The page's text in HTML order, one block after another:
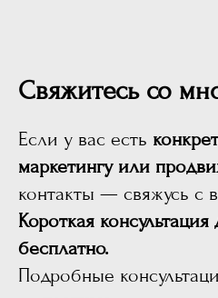
Свяжитесь со
Если у вас есть
маркетингу или
контакты — свяжусь с
Короткая
бесплатно.
Подробные